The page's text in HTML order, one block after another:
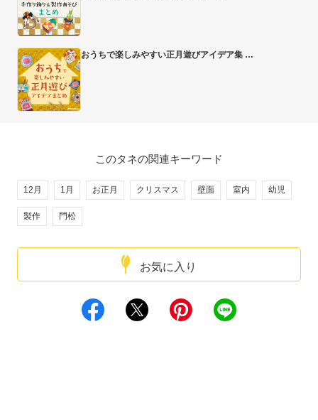
おうちで楽しみやすい正月遊びアイデア集
お気に入り
このタネの関連キーワード
12月 1月 お正月 クリスマス 壁面 室内 幼児
製作 門松